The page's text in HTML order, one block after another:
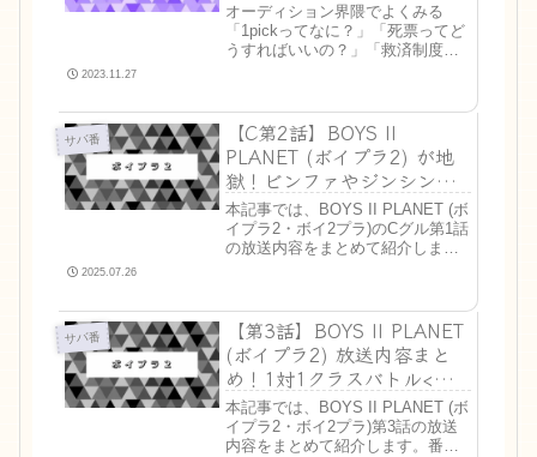
オーディション界隈でよくみる
「1pickってなに？」「死票ってど
うすればいいの？」「救済制度と
る言葉です。どういうことかよく
わからないとせっかくのサ...
2023.11.27
サバ番
【C第2話】BOYS II
PLANET (ボイプラ2) が地
獄！ビンファやジンシン、
シュエンハオら人気練習生
の大量脱落で大荒れ！ラン
キングあり
本記事では、BOYS II PLANET (ボ
イプラ2・ボイ2プラ)のCグル第1話
の放送内容をまとめて紹介しま
ね！>> Kグルの放送内容やランキ
ング・...
2025.07.26
サバ番
【第3話】BOYS II PLANET
(ボイプラ2) 放送内容まと
め！1対1クラスバトル<前
編>ランキングあり
本記事では、BOYS II PLANET (ボ
イプラ2・ボイ2プラ)第3話の放送
内容をまとめて紹介します。番組